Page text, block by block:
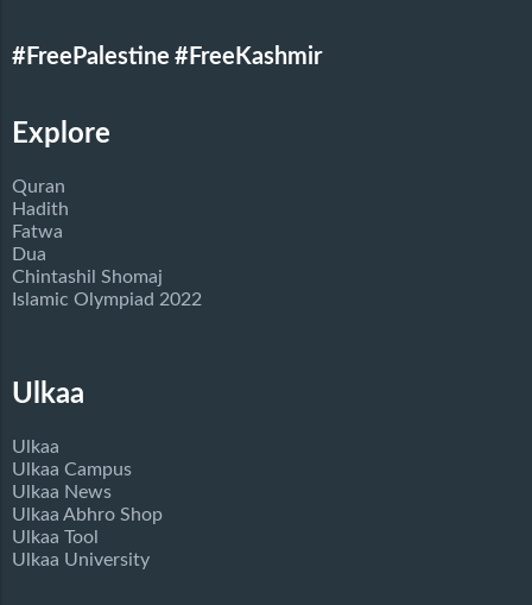
#FreePalestine #FreeKashmir
Explore
Quran
Hadith
Fatwa
Dua
Chintashil Shomaj
Islamic Olympiad 2022
Ulkaa
Ulkaa
Ulkaa Campus
Ulkaa News
Ulkaa Abhro Shop
Ulkaa Tool
Ulkaa University